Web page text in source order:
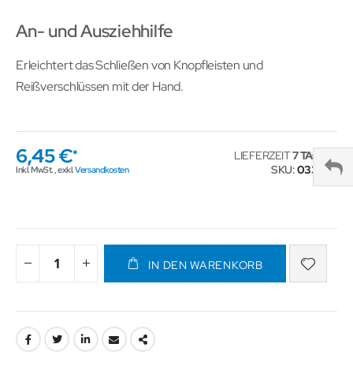
An- und Ausziehhilfe
Erleichtert das Schließen von Knopfleisten und
Reißverschlüssen mit der Hand.
6,45 €
Inkl. MwSt.,exkl.Versandkosten
LIEFERZEIT7 TAGE
SKU 033353
IN DEN WARENKORB